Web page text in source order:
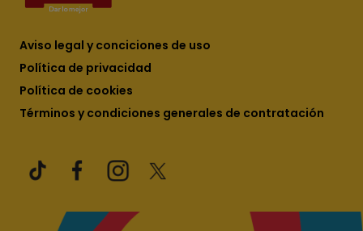
Aviso legal y conciciones de uso
Política de privacidad
Política de cookies
Términos y condiciones generales de contratación